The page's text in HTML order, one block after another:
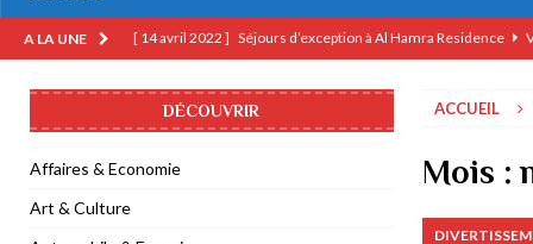
A LA UNE [ 14 avril 2022 ] Séjours d’exception à Al Hamra Residence
[ 10 décembre 2021 ] Région Normandie visite l’Expo 2020
[ 19 octobre 2021 ] Halloween Spooktaculaire à Legoland Dubai
[ 6 janvier 2021 ] Guerlain KissKiss Tender Matte rouge-à-
ACCUEIL
Mois :
DÉCOUVRIR
Affaires & Economie
Art & Culture